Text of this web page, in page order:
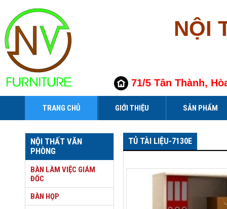
NỘI
71/5 Tân Thành,
TRANG CHỦ GIỚI THIỆU SẢN PHẨM
NỘI THẤT VĂN
PHÒNG
BÀN LÀM VIỆC GIÁM
ĐỐC
BÀN HỌP
TỦ TÀI LIỆU-7130E